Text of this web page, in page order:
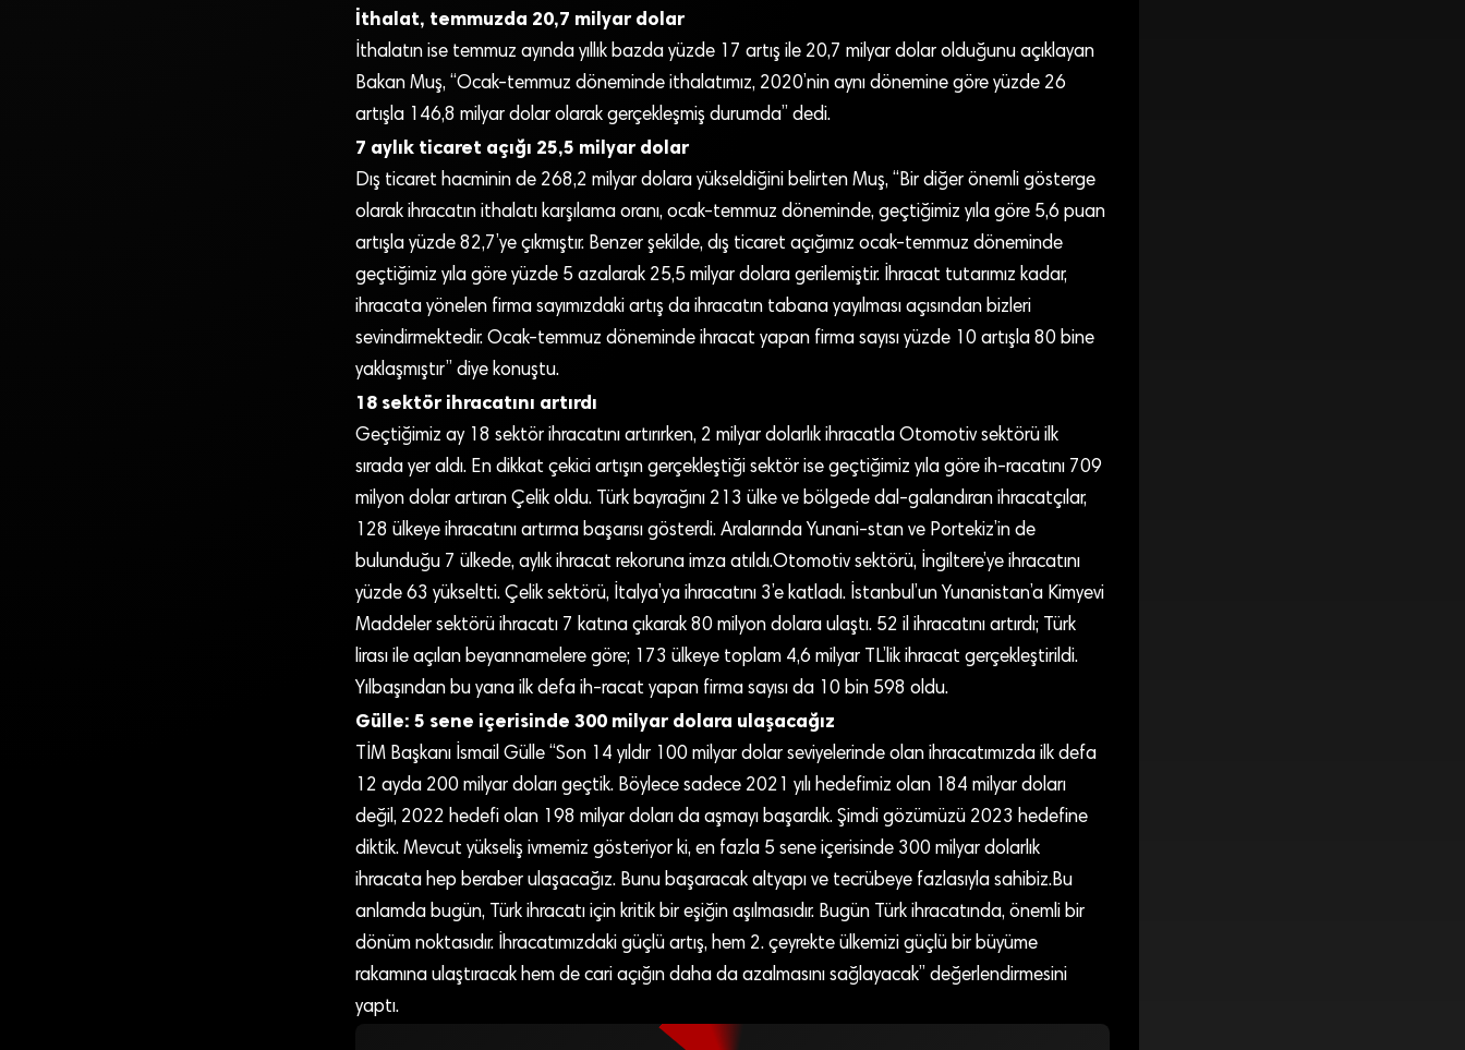
İthalat, temmuzda 20,7 milyar dolar
İthalatın ise temmuz ayında yıllık bazda yüzde 17 artış ile 20,7 milyar dolar olduğunu açıklayan
Bakan Muş, “Ocak-temmuz döneminde ithalatımız, 2020’nin aynı dönemine göre yüzde 26
artışla 146,8 milyar dolar olarak gerçekleşmiş durumda” dedi.
7 aylık ticaret açığı 25,5 milyar dolar
Dış ticaret hacminin de 268,2 milyar dolara yükseldiğini belirten Muş, “Bir diğer önemli gösterge
olarak ihracatın ithalatı karşılama oranı, ocak-temmuz döneminde, geçtiğimiz yıla göre 5,6 puan
artışla yüzde 82,7’ye çıkmıştır. Benzer şekilde, dış ticaret açığımız ocak-temmuz döneminde
geçtiğimiz yıla göre yüzde 5 azalarak 25,5 milyar dolara gerilemiştir. İhracat tutarımız kadar,
ihracata yönelen firma sayımızdaki artış da ihracatın tabana yayılması açısından bizleri
sevindirmektedir. Ocak-temmuz döneminde ihracat yapan firma sayısı yüzde 10 artışla 80 bine
yaklaşmıştır” diye konuştu.
18 sektör ihracatını artırdı
Geçtiğimiz ay 18 sektör ihracatını artırırken, 2 milyar dolarlık ihracatla Otomotiv sektörü ilk
sırada yer aldı. En dikkat çekici artışın gerçekleştiği sektör ise geçtiğimiz yıla göre ih-racatını 709
milyon dolar artıran Çelik oldu. Türk bayrağını 213 ülke ve bölgede dal-galandıran ihracatçılar,
128 ülkeye ihracatını artırma başarısı gösterdi. Aralarında Yunani-stan ve Portekiz’in de
bulunduğu 7 ülkede, aylık ihracat rekoruna imza atıldı.Otomotiv sektörü, İngiltere’ye ihracatını
yüzde 63 yükseltti. Çelik sektörü, İtalya’ya ihracatını 3’e katladı. İstanbul’un Yunanistan’a Kimyevi
Maddeler sektörü ihracatı 7 katına çıkarak 80 milyon dolara ulaştı. 52 il ihracatını artırdı; Türk
lirası ile açılan beyannamelere göre; 173 ülkeye toplam 4,6 milyar TL’lik ihracat gerçekleştirildi.
Yılbaşından bu yana ilk defa ih-racat yapan firma sayısı da 10 bin 598 oldu.
Gülle: 5 sene içerisinde 300 milyar dolara ulaşacağız
TİM Başkanı İsmail Gülle “Son 14 yıldır 100 milyar dolar seviyelerinde olan ihracatımızda ilk defa
12 ayda 200 milyar doları geçtik. Böylece sadece 2021 yılı hedefimiz olan 184 milyar doları
değil, 2022 hedefi olan 198 milyar doları da aşmayı başardık. Şimdi gözümüzü 2023 hedefine
diktik. Mevcut yükseliş ivmemiz gösteriyor ki, en fazla 5 sene içerisinde 300 milyar dolarlık
ihracata hep beraber ulaşacağız. Bunu başaracak altyapı ve tecrübeye fazlasıyla sahibiz.Bu
anlamda bugün, Türk ihracatı için kritik bir eşiğin aşılmasıdır. Bugün Türk ihracatında, önemli bir
dönüm noktasıdır. İhracatımızdaki güçlü artış, hem 2. çeyrekte ülkemizi güçlü bir büyüme
rakamına ulaştıracak hem de cari açığın daha da azalmasını sağlayacak” değerlendirmesini
yaptı.